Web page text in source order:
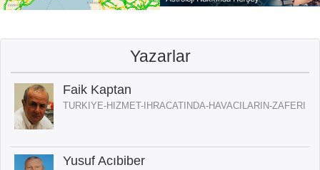
Yazarlar
Faik Kaptan
TURKIYE-HIZMET-IHRACATINDA-HAVACILARIN-ZAFERI
Yusuf Acıbiber